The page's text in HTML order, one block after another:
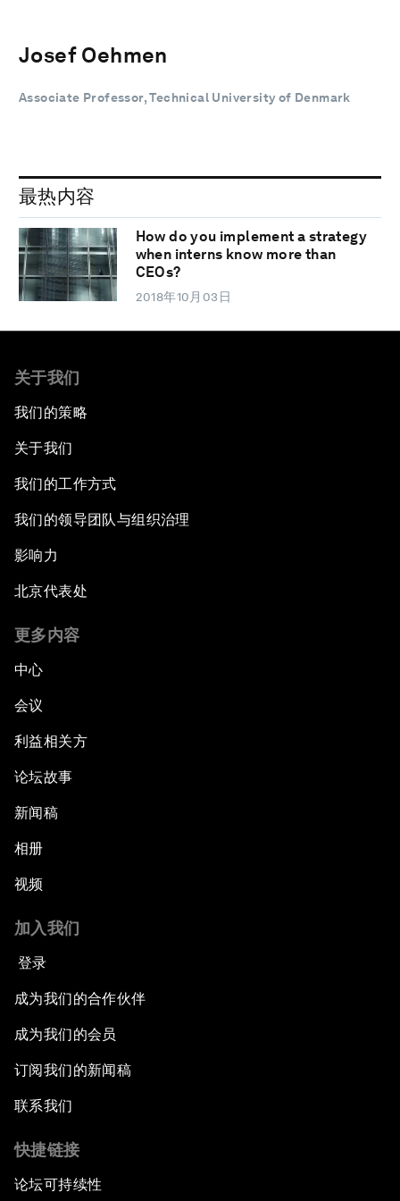
Josef Oehmen
Associate Professor, Technical University of Denmark
最热内容
How do you implement a strategy
when interns know more than
CEOs?
2018年10月03日
关于我们
我们的策略
关于我们
我们的工作方式
我们的领导团队与组织治理
影响力
北京代表处
更多内容
中心
会议
利益相关方
论坛故事
新闻稿
相册
视频
加入我们
登录
成为我们的合作伙伴
成为我们的会员
订阅我们的新闻稿
联系我们
快捷链接
论坛可持续性